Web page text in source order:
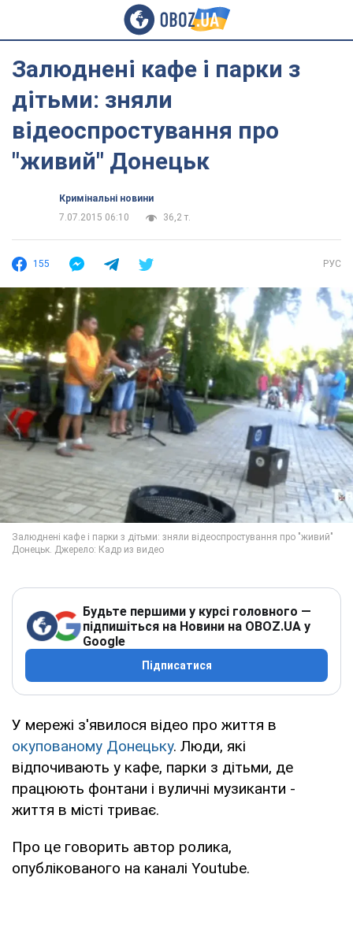
Залюднені кафе і парки з
дітьми: зняли
відеоспростування про
"живий" Донецьк
Кримінальні новини
7.07.2015 06:10
36,2 т.
155 РУС
Будьте першими у курсі головного —
підпишіться на Новини на OBOZ.UA у
Google
Підписатися
У мережі з'явилося відео про життя в
окупованому Донецьку. Люди, які
відпочивають у кафе, парки з дітьми, де
працюють фонтани і вуличні музиканти -
життя в місті триває.
Про це говорить автор ролика,
опублікованого на каналі Youtube.